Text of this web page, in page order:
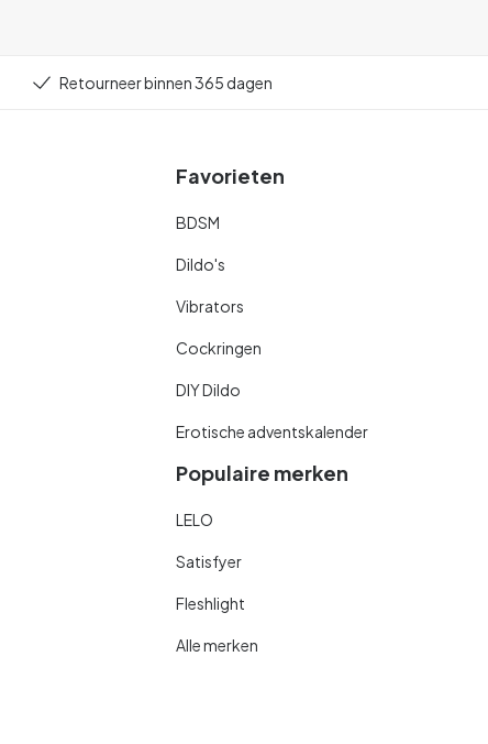
Retourneer binnen 365 dagen
Favorieten
BDSM
Dildo's
Vibrators
Cockringen
DIY Dildo
Erotische adventskalender
Populaire merken
LELO
Satisfyer
Fleshlight
Alle merken